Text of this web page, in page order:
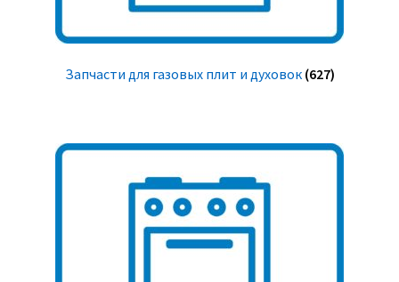
Запчасти для газовых плит и духовок (627)